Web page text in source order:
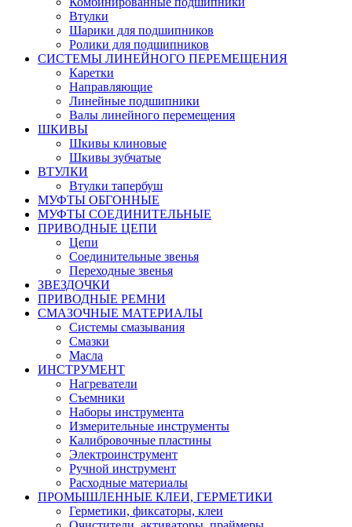
Втулки
Шарики для подшипников
Ролики для подшипников
СИСТЕМЫ ЛИНЕЙНОГО ПЕРЕМЕЩЕНИЯ
Каретки
Направляющие
Линейные подшипники
Валы линейного перемещения
ШКИВЫ
Шкивы клиновые
Шкивы зубчатые
ВТУЛКИ
Втулки тапербуш
МУФТЫ ОБГОННЫЕ
МУФТЫ СОЕДИНИТЕЛЬНЫЕ
ПРИВОДНЫЕ ЦЕПИ
Цепи
Соединительные звенья
Переходные звенья
ЗВЕЗДОЧКИ
ПРИВОДНЫЕ РЕМНИ
СМАЗОЧНЫЕ МАТЕРИАЛЫ
Системы смазывания
Смазки
Масла
ИНСТРУМЕНТ
Нагреватели
Съемники
Наборы инструмента
Измерительные инструменты
Калибровочные пластины
Электроинструмент
Ручной инструмент
Расходные материалы
ПРОМЫШЛЕННЫЕ КЛЕИ, ГЕРМЕТИКИ
Герметики, фиксаторы, клеи